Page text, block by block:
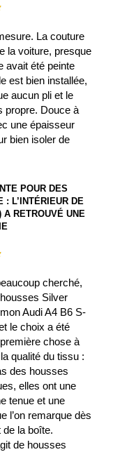
La couture
la voiture, presque
avait été peinte
est bien installée,
aucun pli et le
propre. Douce à
une épaisseur
bien isoler de
POUR DES
: L’INTÉRIEUR DE
A RETROUVÉ UNE
cherché,
Silver
Audi A4 B6 S-
le choix a été
chose à
qualité du tissu :
des housses
elles ont une
tenue et une
l’on remarque dès
de la boîte.
de housses